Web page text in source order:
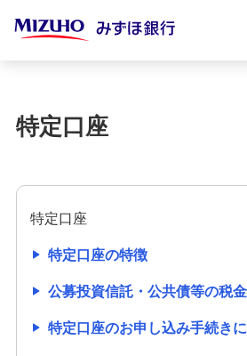
みずほインターネット専用投信
特定口座
特定口座のご留意事項
〈みずほ〉の特定口座の特
公募投資信託・公共債等の
特定口座
特定口座
特定口座の特徴
公募投資信託・公共債等の税
特定口座のお申し込み手続き